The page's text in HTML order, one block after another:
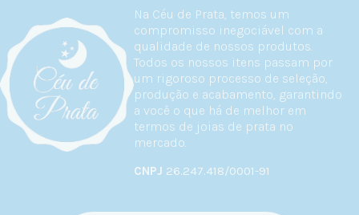
Na Céu de Prata, temos um
compromisso inegociável com a
qualidade de nossos produtos.
Todos os nossos itens passam por
um rigoroso processo de seleção,
produção e acabamento, garantindo
a você o que há de melhor em
termos de joias de prata no
mercado.
CNPJ 26.247.418/0001-91